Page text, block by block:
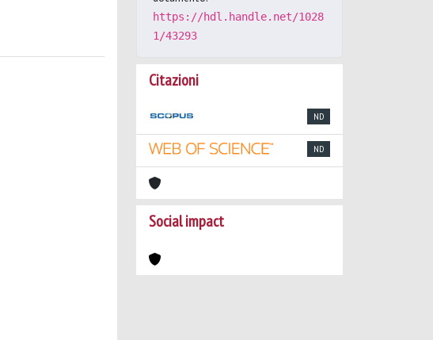
https://hdl.handle.net/1028
1/43293
Citazioni
ND
ND
Social impact